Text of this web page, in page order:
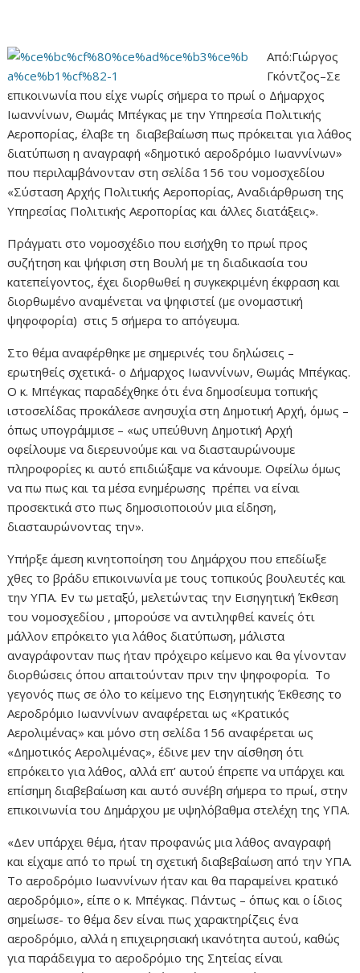
Από:Γιώργος
Γκόντζος–Σε
επικοινωνία που είχε νωρίς σήμερα το πρωί ο Δήμαρχος
Ιωαννίνων, Θωμάς Μπέγκας με την Υπηρεσία Πολιτικής
Αεροπορίας, έλαβε τη διαβεβαίωση πως πρόκειται για λάθος
διατύπωση η αναγραφή «δημοτικό αεροδρόμιο Ιωαννίνων»
που περιλαμβάνονταν στη σελίδα 156 του νομοσχεδίου
«Σύσταση Αρχής Πολιτικής Αεροπορίας, Αναδιάρθρωση της
Υπηρεσίας Πολιτικής Αεροπορίας και άλλες διατάξεις».
Πράγματι στο νομοσχέδιο που εισήχθη το πρωί προς
συζήτηση και ψήφιση στη Βουλή με τη διαδικασία του
κατεπείγοντος, έχει διορθωθεί η συγκεκριμένη έκφραση και
διορθωμένο αναμένεται να ψηφιστεί (με ονομαστική
ψηφοφορία) στις 5 σήμερα το απόγευμα.
Στο θέμα αναφέρθηκε με σημερινές του δηλώσεις –
ερωτηθείς σχετικά- ο Δήμαρχος Ιωαννίνων, Θωμάς Μπέγκας.
Ο κ. Μπέγκας παραδέχθηκε ότι ένα δημοσίευμα τοπικής
ιστοσελίδας προκάλεσε ανησυχία στη Δημοτική Αρχή, όμως –
όπως υπογράμμισε – «ως υπεύθυνη Δημοτική Αρχή
οφείλουμε να διερευνούμε και να διασταυρώνουμε
πληροφορίες κι αυτό επιδιώξαμε να κάνουμε. Οφείλω όμως
να πω πως και τα μέσα ενημέρωσης πρέπει να είναι
προσεκτικά στο πως δημοσιοποιούν μια είδηση,
διασταυρώνοντας την».
Υπήρξε άμεση κινητοποίηση του Δημάρχου που επεδίωξε
χθες το βράδυ επικοινωνία με τους τοπικούς βουλευτές και
την ΥΠΑ. Εν τω μεταξύ, μελετώντας την Εισηγητική Έκθεση
του νομοσχεδίου , μπορούσε να αντιληφθεί κανείς ότι
μάλλον επρόκειτο για λάθος διατύπωση, μάλιστα
αναγράφονταν πως ήταν πρόχειρο κείμενο και θα γίνονταν
διορθώσεις όπου απαιτούνταν πριν την ψηφοφορία. Το
γεγονός πως σε όλο το κείμενο της Εισηγητικής Έκθεσης το
Αεροδρόμιο Ιωαννίνων αναφέρεται ως «Κρατικός
Αερολιμένας» και μόνο στη σελίδα 156 αναφέρεται ως
«Δημοτικός Αερολιμένας», έδινε μεν την αίσθηση ότι
επρόκειτο για λάθος, αλλά επ’ αυτού έπρεπε να υπάρχει και
επίσημη διαβεβαίωση και αυτό συνέβη σήμερα το πρωί, στην
επικοινωνία του Δημάρχου με υψηλόβαθμα στελέχη της ΥΠΑ.
«Δεν υπάρχει θέμα, ήταν προφανώς μια λάθος αναγραφή
και είχαμε από το πρωί τη σχετική διαβεβαίωση από την ΥΠΑ.
Το αεροδρόμιο Ιωαννίνων ήταν και θα παραμείνει κρατικό
αεροδρόμιο», είπε ο κ. Μπέγκας. Πάντως – όπως και ο ίδιος
σημείωσε- το θέμα δεν είναι πως χαρακτηρίζεις ένα
αεροδρόμιο, αλλά η επιχειρησιακή ικανότητα αυτού, καθώς
για παράδειγμα το αεροδρόμιο της Σητείας είναι